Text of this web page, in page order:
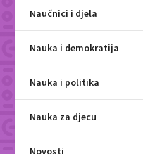
Naučnici i djela
Nauka i demokratija
Nauka i politika
Nauka za djecu
Novosti